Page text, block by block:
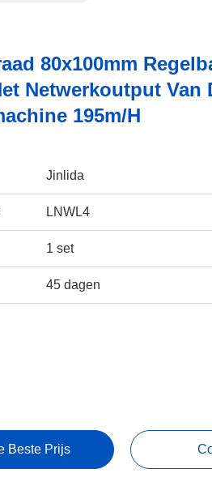
80x100mm
Netwerkoutput Van
195m/h
Jinlida
LNWL4
1 set
45 dagen
Beste Prijs